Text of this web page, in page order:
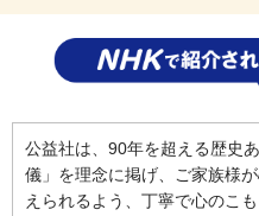
公益社は、90年を超える歴史
儀」を理念に掲げ、ご家族様
えられるよう、丁寧で心のこ